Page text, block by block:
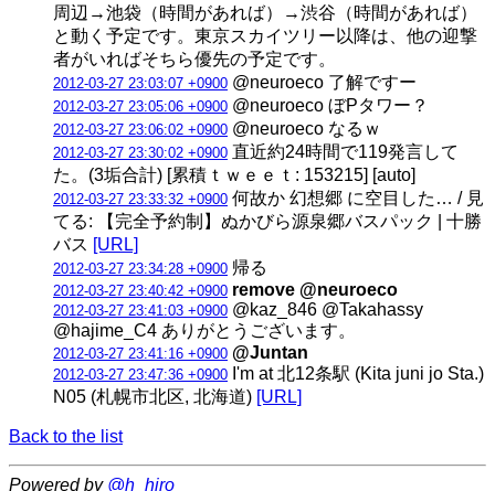
周辺→池袋（時間があれば）→渋谷（時間があれば）
と動く予定です。東京スカイツリー以降は、他の迎撃
者がいればそちら優先の予定です。
2012-03-27 23:03:07 +0900 @neuroeco 了解ですー
2012-03-27 23:05:06 +0900 @neuroeco ぼPタワー？
2012-03-27 23:06:02 +0900 @neuroeco なるｗ
2012-03-27 23:30:02 +0900 直近約24時間で119発言して
た。(3垢合計) [累積ｔｗｅｅｔ: 153215] [auto]
2012-03-27 23:33:32 +0900 何故か 幻想郷 に空目した… / 見
てる: 【完全予約制】ぬかびら源泉郷バスパック | 十勝
バス [URL]
2012-03-27 23:34:28 +0900 帰る
2012-03-27 23:40:42 +0900 remove @neuroeco
2012-03-27 23:41:03 +0900 @kaz_846 @Takahassy
@hajime_C4 ありがとうございます。
2012-03-27 23:41:16 +0900 @Juntan
2012-03-27 23:47:36 +0900 I'm at 北12条駅 (Kita juni jo Sta.)
N05 (札幌市北区, 北海道) [URL]
Back to the list
Powered by @h_hiro_